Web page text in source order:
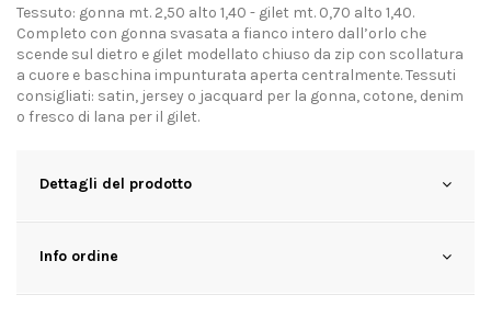
Tessuto: gonna mt. 2,50 alto 1,40 - gilet mt. 0,70 alto 1,40.
Completo con gonna svasata a fianco intero dall’orlo che
scende sul dietro e gilet modellato chiuso da zip con scollatura
a cuore e baschina impunturata aperta centralmente. Tessuti
consigliati: satin, jersey o jacquard per la gonna, cotone, denim
o fresco di lana per il gilet.
Dettagli del prodotto
Info ordine